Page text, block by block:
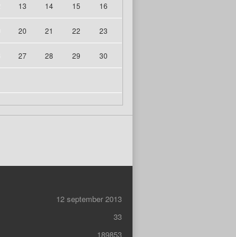
13 14 15 16
20 21 22 23
27 28 29 30
12 september 2013
33
189853